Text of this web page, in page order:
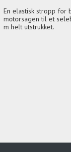
En elastisk stropp for
motorsagen til et
m helt utstrukket.